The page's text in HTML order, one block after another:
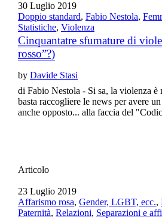
30 Luglio 2019
Doppio standard,Fabio Nestola,
Statistiche,Violenza
Cinquantatre sfumature di
rosso”?)
byDavide Stasi
di Fabio Nestola - Si sa, la violenza
basta raccogliere le news per avere
anche opposto... alla faccia del
Articolo
23 Luglio 2019
Affarismo rosa,Gender, LGBT, ecc.,
Paternità,Relazioni, Separazioni e